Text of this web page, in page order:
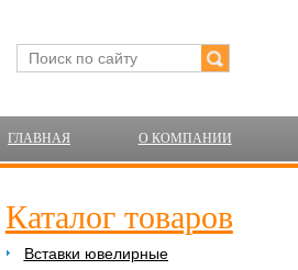
ГЛАВНАЯ О КОМПАНИИ
Каталог товаров
Вставки ювелирные